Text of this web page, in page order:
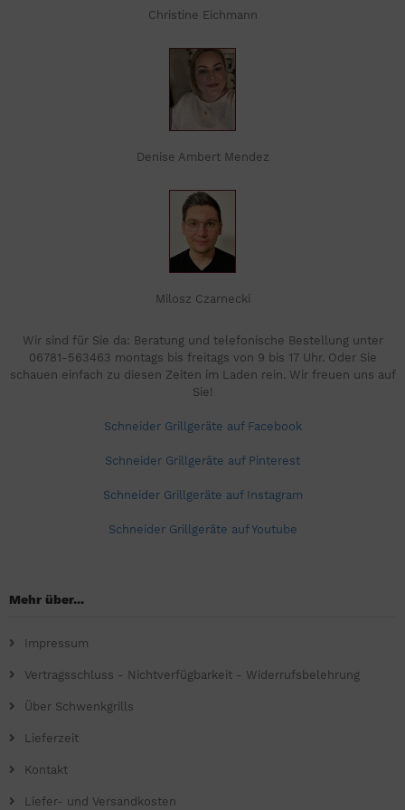
Christine Eichmann
Denise Ambert Mendez
Milosz Czarnecki
Wir sind für Sie da: Beratung und telefonische Bestellung unter
06781-563463 montags bis freitags von 9 bis 17 Uhr. Oder Sie
schauen einfach zu diesen Zeiten im Laden rein. Wir freuen uns auf
Sie!
Schneider Grillgeräte auf Facebook
Schneider Grillgeräte auf Pinterest
Schneider Grillgeräte auf Instagram
Schneider Grillgeräte auf Youtube
Mehr über...
Impressum
Vertragsschluss - Nichtverfügbarkeit - Widerrufsbelehrung
Über Schwenkgrills
Lieferzeit
Kontakt
Liefer- und Versandkosten